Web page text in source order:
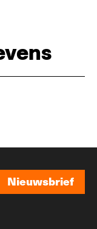
Nieuwsbrief